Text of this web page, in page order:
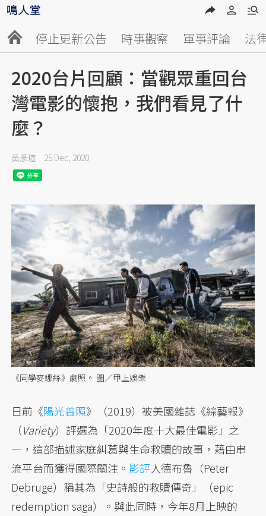
停止更新公告 時事觀察 軍事評論 法
2020台片回顧：當觀眾重回台
灣電影的懷抱，我們看見了什
麼？
黃彥瑄 25 Dec, 2020
《同學麥娜絲》劇照。 圖／甲上娛樂
日前《陽光普照》（2019）被美國雜誌《綜藝報》
（Variety）評選為「2020年度十大最佳電影」之
一，這部描述家庭糾葛與生命救贖的故事，藉由串
流平台而獲得國際關注。 影評人德布魯（Peter
Debruge）稱其為「史詩般的救贖傳奇」（epic
redemption saga）。與此同時，今年8月上映的